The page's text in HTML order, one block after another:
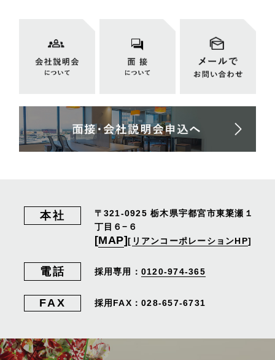
本社 〒321-0925栃木県宇都宮市東簗瀬１
丁目６−６
[MAP][ リアンコーポレーションHP]
電話 採用専用： 0120-974-365
FAX 採用FAX：028-657-6731